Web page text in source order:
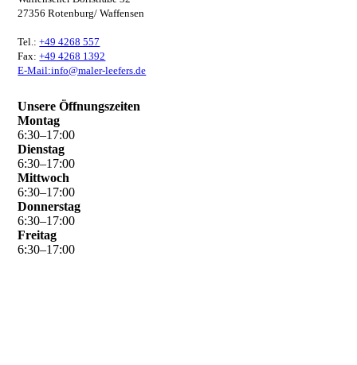
27356 Rotenburg/ Waffensen
Tel.:+49 4268 557
Fax:+49 4268 1392
E-Mail:info@maler-leefers.de
Unsere Öffnungszeiten
Montag
6:30–17:00
Dienstag
6:30–17:00
Mittwoch
6:30–17:00
Donnerstag
6:30–17:00
Freitag
6:30–17:00